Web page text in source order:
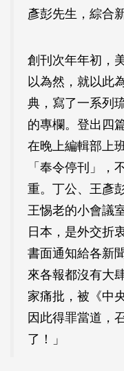
彥彭先生，綜合
創刊次年年初，
以為然，就以此
典，寫了一系列
的專欄。登出四
在晚上編輯部上
「奉令停刊」，
重。丁公、王彥
王惕老的小會議
日本，是外交折
書面通知給各新
來各報都沒有大
家痛批，被《中
因此得罪當道，
了！」